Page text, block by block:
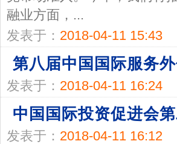
融业方面，...
发表于： 2018-04-11 15:43
第八届中国国际服务
发表于： 2018-04-11 16:24
中国国际投资促进会
发表于： 2018-04-11 16:12